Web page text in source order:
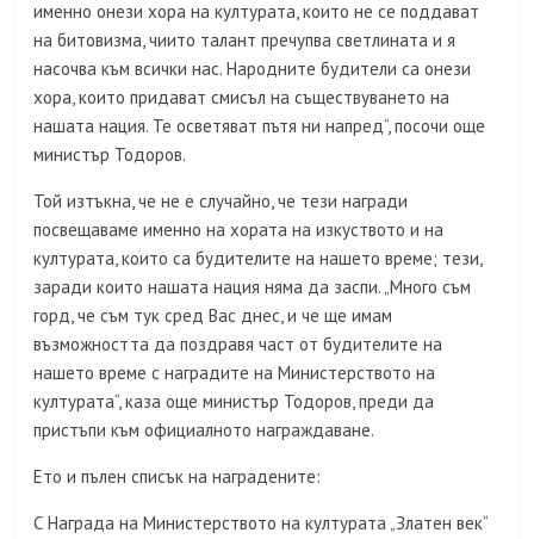
именно онези хора на културата, които не се поддават
на битовизма, чиито талант пречупва светлината и я
насочва към всички нас. Народните будители са онези
хора, които придават смисъл на съществуването на
нашата нация. Те осветяват пътя ни напред“, посочи още
министър Тодоров.
Той изтъкна, че не е случайно, че тези награди
посвещаваме именно на хората на изкуството и на
културата, които са будителите на нашето време; тези,
заради които нашата нация няма да заспи. „Много съм
горд, че съм тук сред Вас днес, и че ще имам
възможността да поздравя част от будителите на
нашето време с наградите на Министерството на
културата“, каза още министър Тодоров, преди да
пристъпи към официалното награждаване.
Ето и пълен списък на наградените:
С Награда на Министерството на културата „Златен век“